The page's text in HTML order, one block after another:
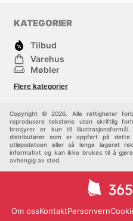
KATEGORIER
Tilbud
Varehus
Møbler
Sport
Flere kategorier
Copyright © 2026. Alle rettigheter
reprodusere tekstene uten skriftlig
brosjyrer er kun til
distributører som er oppført på
utløpsdatoen eller så lenge lageret
informativt og kan ikke brukes til å
avhengig av sted.
Om ossKontaktPersonvern